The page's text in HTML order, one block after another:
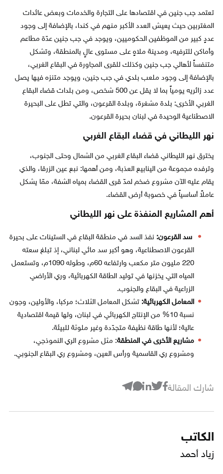
تعتمد جب جنين في اقتصادها على التجارة والخدمات وبعض عائدات
المغتربين حيث يعيش العدد الأكبر منهم في كندا، بالإضافة إلى وجود
عددٍ كبير من الموظفين الحكوميين، ويوجد في جب جنين عدّة مطاعم
وأماكن للترفيه، ومدينة ملاهٍ على مستوى عالٍ بالمنطقة، وتشكل
متنفساً لأهالي جب جنين وكذلك للقرى المجاورة في البقاع الغربي،
بالإضافة إلى وجود ملعب بلدي في جب جنين، ويوجد متنزه فيها يصل
عدد زائريه يومياً بما لا يقل عن 500 شخص، ومن بلدات قضاء البقاع
الغربي الأخرى: بلدة مشغرة، وبلدة القرعون، والتي تطل على البحيرة
الاصطناعية الوحيدة في لبنان بحيرة القرعون.
نهر الليطاني في قضاء البقاع الغربي
يخترق نهر الليطاني قضاء البقاع الغربي من الشمال وحتى الجنوب،
وترفده مجموعة من الينابيع العذبة، ومن أهمها: نبع عين الزرقا، والذي
يقام عليه الآن مشروع ضخم لمدّ قرى القضاء بمياه الشفة، ممّا يشكل
عاملاً أساسياً في خصوبة أرض القضاء.
أهم المشاريع المنفذة على نهر الليطاني
سد القرعون: نفذ السد في منطقة البقاع في الستينات على بحيرة
القرعون الاصطناعية، وهو أكبر سد مائي لبناني، إذ تبلغ سعته
220 مليون متر مكعب وارتفاعه 60م، وطوله 1090م، وتستعمل
المياه التي يخزنها في توليد الطاقة الكهربائية، وري الأراضي
الزراعية في البقاع والجنوب.
المعامل الكهربائية: تشكل المعامل الثلاث؛ مركبا، والأولين، وجون
نسبة 10% من الإنتاج الكهربائي في لبنان، ولها قيمة اقتصادية
عالية؛ لأنها طاقة نظيفة متجدّدة وغير ملوثة للبيئة.
مشاريع الأخرى في المنطقة: مثل مشروع الري النموذجي،
ومشروع ري القاسمية ورأس العين، ومشروع ري البقاع الجنوبي.
شارك المقالة
الكاتب
زياد أحمد